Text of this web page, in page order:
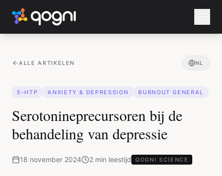
ALLE ARTIKELEN NL
5-HTP ANXIETY & DEPRESSION BURNOUT GENERAL
Serotonineprecursoren bij de
behandeling van depressie
18 november 2024 2 min leestijd QOGNI SCIENCE